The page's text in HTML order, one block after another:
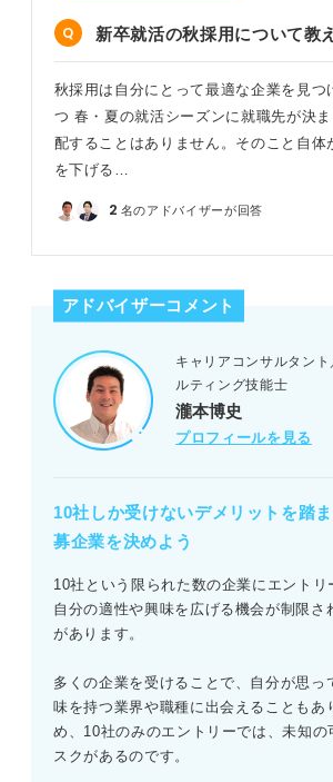
新卒就活の秋採用について教
秋採用は自分にとって最適な企業を見つ
つ 春・夏の就活シーズンに就職先が決
配することはありません。そのこと自体
を下げる…
2 名のアドバイザーが回答
アドバイザーコメント
キャリアコンサルタン
ルティング技能士
瀧本博史
プロフィールを見る
10社しか受けないデメリットを踏
募企業を決めよう
10社という限られた数の企業にエントリ
自分の適性や興味を広げる機会が制限さ
があります。
多くの企業を受けることで、自分が思っ
味を持つ業界や職種に出会えることもあ
め、10社のみのエントリーでは、未知の
スクがあるのです。